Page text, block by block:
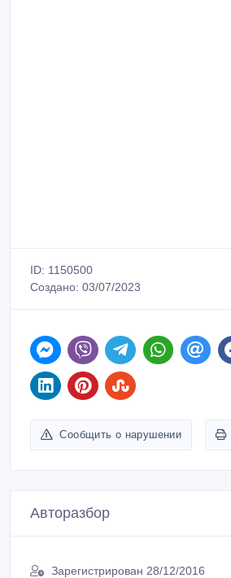
ID: 1150500
Создано: 03/07/2023
Сообщить о нарушении
Авторазбор
Зарегистрирован 28/12/2016